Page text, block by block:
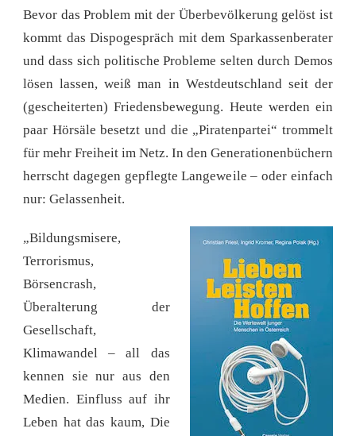
Bevor das Problem mit der Überbevölkerung gelöst ist
kommt das Dispogespräch mit dem Sparkassenberater
und dass sich politische Probleme selten durch Demos
lösen lassen, weiß man in Westdeutschland seit der
(gescheiterten) Friedensbewegung. Heute werden ein
paar Hörsäle besetzt und die „Piratenpartei“ trommelt
für mehr Freiheit im Netz. In den Generationenbüchern
herrscht dagegen gepflegte Langeweile – oder einfach
nur: Gelassenheit.
„Bildungsmisere,
Terrorismus,
Börsencrash,
Überalterung der
Gesellschaft,
Klimawandel – all das
kennen sie nur aus den
Medien. Einfluss auf ihr
Leben hat das kaum, Die